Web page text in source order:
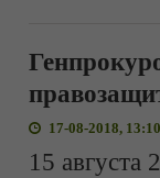
17-08-2018, 13:10
15 августа